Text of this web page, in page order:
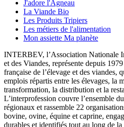
J'adore l'Agneau
La Viande Bio
Les Produits Tripiers
Les métiers de l'alimentation
Mon assiette Ma planète
INTERBEV, l’Association Nationale
et des Viandes, représente depuis
française de l’élevage et des viandes,
emplois répartis entre les élevages, la
transformation, la distribution et la
L’interprofession couvre l’ensemble
régionaux et rassemble 22
bovine, ovine, équine et caprine,
durables et identifiés tout au long de